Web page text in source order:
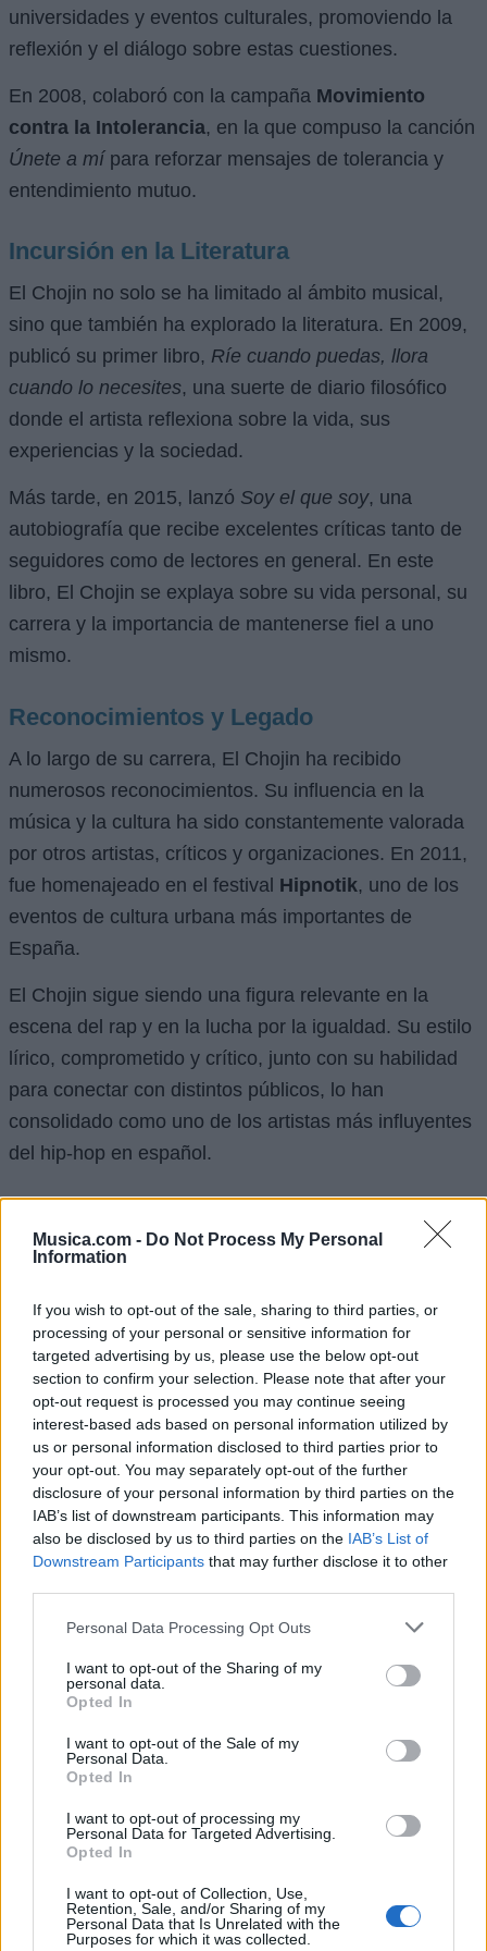
Musica.com - Do Not Process My Personal
Information
If you wish to opt-out of the sale, sharing to third parties, or
processing of your personal or sensitive information for
targeted advertising by us, please use the below opt-out
section to confirm your selection. Please note that after your
opt-out request is processed you may continue seeing
interest-based ads based on personal information utilized by
us or personal information disclosed to third parties prior to
your opt-out. You may separately opt-out of the further
disclosure of your personal information by third parties on the
IAB’s list of downstream participants. This information may
also be disclosed by us to third parties on the IAB’s List of
Downstream Participants that may further disclose it to other
Personal Data Processing Opt Outs
I want to opt-out of the Sharing of my
personal data.
Opted In
I want to opt-out of the Sale of my
Personal Data.
Opted In
I want to opt-out of processing my
Personal Data for Targeted Advertising.
Opted In
I want to opt-out of Collection, Use,
Retention, Sale, and/or Sharing of my
Personal Data that Is Unrelated with the
Purposes for which it was collected.
universidades y eventos culturales, promoviendo la
reflexión y el diálogo sobre estas cuestiones.
En 2008, colaboró con la campaña Movimiento
contra la Intolerancia, en la que compuso la canción
Únete a mípara reforzar mensajes de tolerancia y
entendimiento mutuo.
Incursión en la Literatura
El Chojin no solo se ha limitado al ámbito musical,
sino que también ha explorado la literatura. En 2009,
publicó su primer libro, Ríe cuando puedas, llora
cuando lo necesites, una suerte de diario filosófico
donde el artista reflexiona sobre la vida, sus
experiencias y la sociedad.
Más tarde, en 2015, lanzó Soy el que soy, una
autobiografía que recibe excelentes críticas tanto de
seguidores como de lectores en general. En este
libro, El Chojin se explaya sobre su vida personal, su
carrera y la importancia de mantenerse fiel a uno
mismo.
Reconocimientos y Legado
A lo largo de su carrera, El Chojin ha recibido
numerosos reconocimientos. Su influencia en la
música y la cultura ha sido constantemente valorada
por otros artistas, críticos y organizaciones. En 2011,
fue homenajeado en el festival Hipnotik, uno de los
eventos de cultura urbana más importantes de
España.
El Chojin sigue siendo una figura relevante en la
escena del rap y en la lucha por la igualdad. Su estilo
lírico, comprometido y crítico, junto con su habilidad
para conectar con distintos públicos, lo han
consolidado como uno de los artistas más influyentes
del hip-hop en español.
Mi turno(1999)
El nivel sube(2003)
8jin(2005)
Cosas que pasan, que no pasan y que deberían
pasar(2007)
Striptease(2010)
Íntimo(2011)
Recalculando ruta(2015)
Conclusión
La historia de El Chojin es un testimonio de
perseverancia, talento y compromiso social. Su
música no solo ha entretenido, sino que también ha
educado y sensibilizado a muchas personas sobre
dentro como fuera del escenario, y su legado
continuará inspirando a futuras generaciones de
artistas y activistas.
El Chojin no es solo un rapero; es un mensajero de
verdades incómodas y un defensor incansable de la
igualdad y la justicia. A través de su arte, ha logrado